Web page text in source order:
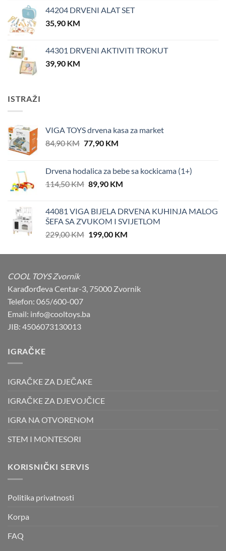
44204 DRVENI ALAT SET
35,90 KM
44301 DRVENI AKTIVITI TROKUT
39,90 KM
ISTRAŽI
VIGA TOYS drvena kasa za market
84,90KM Original
84,90 KM.
77,90 KMCurrent
77,90 KM.
Drvena hodalica za bebe sa kockicama (1+)
114,50KM Original
114,50 KM.
89,90 KMCurrent
89,90 KM.
44081 VIGA BIJELA DRVENA KUHINJA MALOG
ŠEFA SA ZVUKOM I SVIJETLOM
229,00KM Original
was:
199,00 KMCurrent
is:
COOL TOYS Zvornik
Karađorđeva Centar-3, 75000 Zvornik
Telefon: 065/600-007
Email: info@cooltoys.ba
JIB: 4506073130013
IGRAČKE
IGRAČKE ZA DJEČAKE
IGRAČKE ZA DJEVOJČICE
IGRA NA OTVORENOM
STEM I MONTESORI
KORISNIČKI SERVIS
Politika privatnosti
Korpa
FAQ